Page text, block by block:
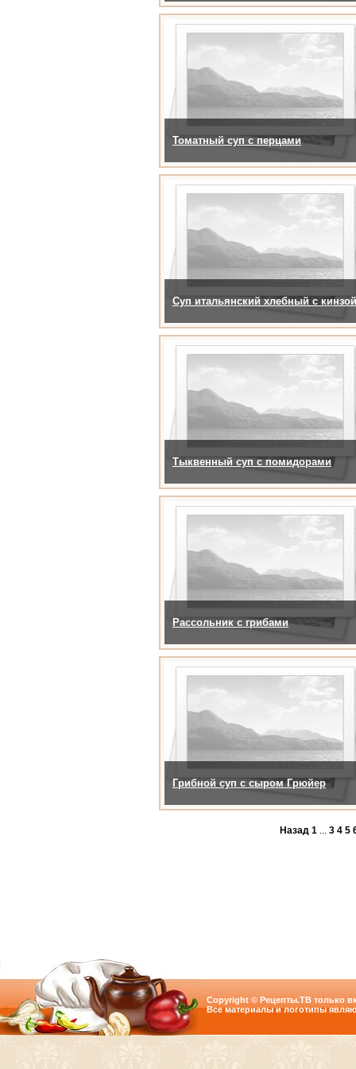
Томатный суп с перцами
Суп итальянский хлебный с кинзой
Тыквенный суп с помидорами
Рассольник с грибами
Грибной суп с сыром Грюйер
Назад 1 ... 3 4 5
Copyright © Рецепты.ТВ только
Все материалы и логотипы